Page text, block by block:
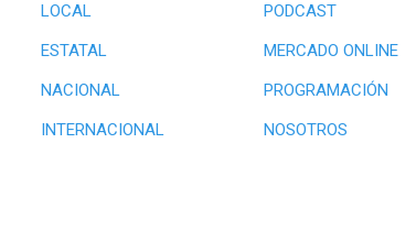
LOCAL
PODCAST
ESTATAL
MERCADO ONLINE
NACIONAL
PROGRAMACIÓN
INTERNACIONAL
NOSOTROS